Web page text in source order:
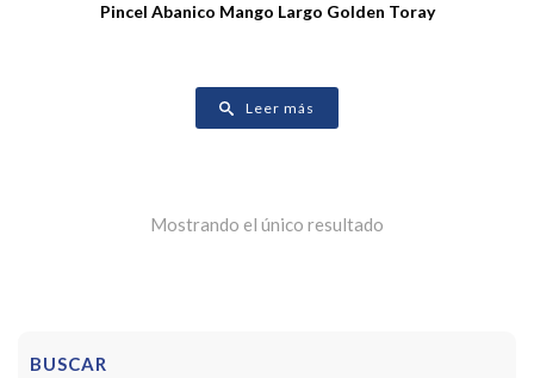
Pincel Abanico Mango Largo Golden Toray
Leer más
Mostrando el único resultado
BUSCAR